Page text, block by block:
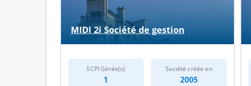
MIDI 2i Société de gestion
SCPI Gérée(s)
1
Société créée en
2005